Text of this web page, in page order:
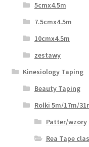
5cmx4.5m
7.5cmx4.5m
10cmx4.5m
zestawy
Kinesiology Taping
Beauty Taping
Rolki 5m/17m/
Patter/wzory
Rea Tape